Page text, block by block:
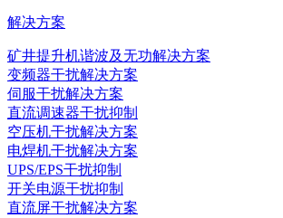
解决方案
矿井提升机谐波及无功解决方案
变频器干扰解决方案
伺服干扰解决方案
直流调速器干扰抑制
空压机干扰解决方案
电焊机干扰解决方案
UPS/EPS干扰抑制
开关电源干扰抑制
直流屏干扰解决方案